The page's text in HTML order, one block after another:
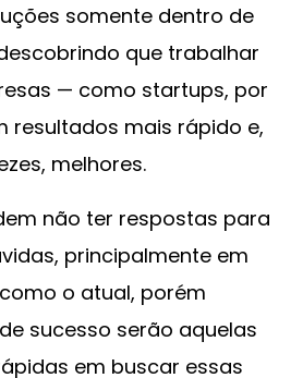
somente dentro de
que trabalhar
— como startups, por
resultados mais rápido e,
melhores.
não ter respostas para
principalmente em
o atual, porém
sucesso serão aquelas
em buscar essas